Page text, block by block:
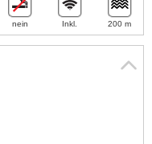
nein Inkl. 200 m